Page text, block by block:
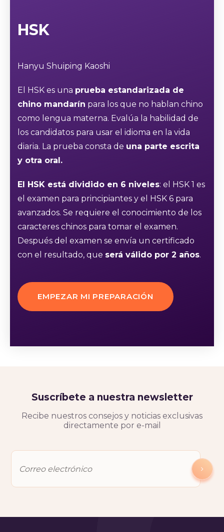
HSK
Hanyu Shuiping Kaoshi
El HSK es una prueba estandarizada de
chino mandarín para los que no hablan chino
como lengua materna. Evalúa la habilidad de
los candidatos para usar el idioma en la vida
diaria. La prueba consta de una parte escrita
y otra oral.
El HSK está dividido en 6 niveles: el HSK 1 es
el examen para principiantes y el HSK 6 para
avanzados. Se requiere el conocimiento de los
caracteres chinos para tomar el examen.
Después del examen se envía un certificado
con el resultado, que será válido por 2 años.
EMPEZAR MI PREPARACIÓN
Suscríbete a nuestra newsletter
Recibe nuestros consejos y noticias exclusivas
directamente por e-mail